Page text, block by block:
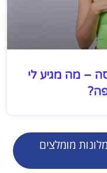
– מה מגיע לי
מומלצים